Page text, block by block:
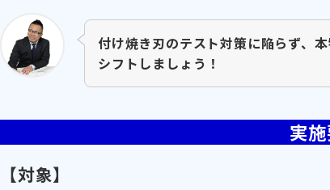
付け焼き刃のテスト対策に陥らず、
シフトしましょう！
実
【対象】